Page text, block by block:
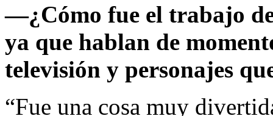
—¿Cómo fue el trabajo
ya que hablan de
televisión y personajes
“Fue una cosa muy